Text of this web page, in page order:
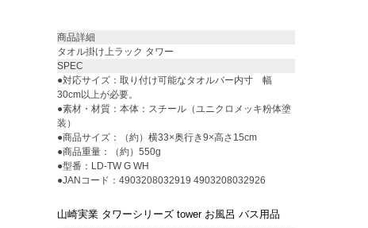
商品詳細
タオル掛け上ラック タワー
SPEC
●対応サイズ：取り付け可能なタオルバー内寸 幅
30cm以上が必要。
●素材・材質：本体：スチール（ユニクロメッキ粉体塗
装）
●商品サイズ：（約）横33×奥行き9×高さ15cm
●商品重量：（約）550g
●型番：LD-TW G WH
●JANコード：4903208032919 4903208032926
山崎実業 タワーシリーズ tower お風呂 バス用品